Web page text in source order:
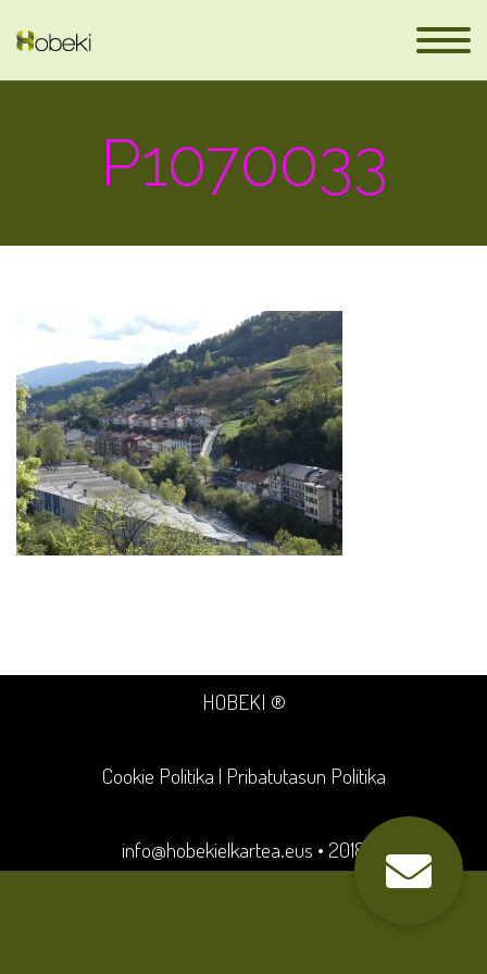
eus
P1070033
HOBEKI ®
Cookie Politika | Pribatutasun Politika
info@hobekielkartea.eus • 2018